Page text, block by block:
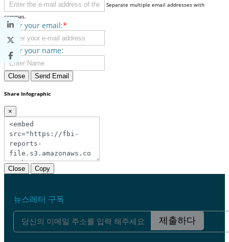
Separate multiple email addresses with
commas.
Enter your email:*
Enter your name:
Close Send Email
Share Infographic
×
Close Copy
뉴스레터 구독
제출하다